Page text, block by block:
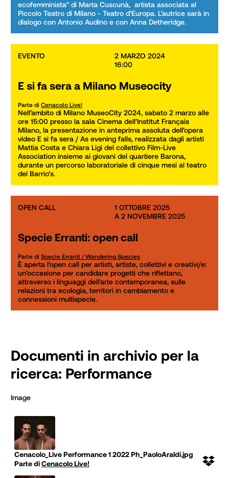
ecofemminista" di Marta Cuscunà,  artista associata al
Piccolo Teatro di Milano - Teatro d'Europa. L’autrice sarà in
dialogo con Antonio Audino e con Anna Detheridge.
EVENTO
2 MARZO 2024
16:00
E si fa sera a Milano Museocity
Parte di Cenacolo Live!
Nell’ambito di Milano MuseoCity 2024, sabato 2 marzo alle
ore 15:00 presso la sala Cinema dell’Institut Français
Milano, la presentazione in anteprima assoluta dell’opera
video E si fa sera / As evening falls, realizzata dagli artisti
Mattia Costa e Chiara Ligi del collettivo Film-Live
Association insieme ai giovani del quartiere Barona,
durante un percorso laboratoriale di cinque mesi al teatro
del Barrio’s.
OPEN CALL
1 OTTOBRE 2025
A 2 NOVEMBRE 2025
Specie Erranti: open call
Parte di Specie Erranti / Wandering Species
È aperta l’open call per artisti, artiste, collettivi e creativi/e:
un’occasione per candidare progetti che riflettano,
attraverso i linguaggi dell'arte contemporanea, sulle
relazioni tra ecologia, territori in cambiamento e
Documenti in archivio per la
ricerca: Performance
image
Cenacolo_Live Performance 1 2022 Ph_PaoloAraldi.jpg
Parte diCenacolo Live!